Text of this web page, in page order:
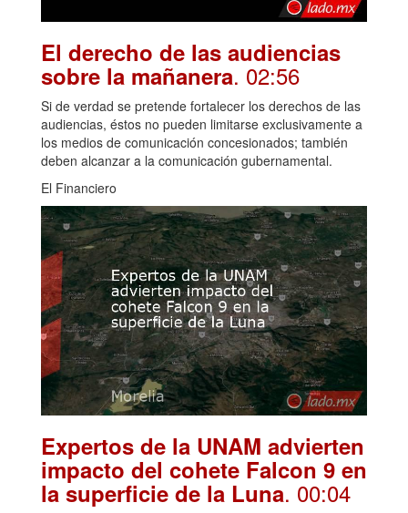
El derecho de las audiencias
sobre la mañanera. 02:56
Si de verdad se pretende fortalecer los derechos de las
audiencias, éstos no pueden limitarse exclusivamente a
los medios de comunicación concesionados; también
deben alcanzar a la comunicación gubernamental.
El Financiero
Expertos de la UNAM advierten
impacto del cohete Falcon 9 en
la superficie de la Luna. 00:04